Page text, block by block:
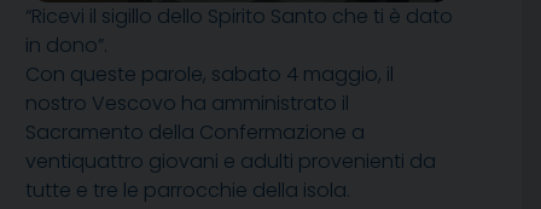
“Ricevi il sigillo dello Spirito Santo che ti è dato
in dono”.
Con queste parole, sabato 4 maggio, il
nostro Vescovo ha amministrato il
Sacramento della Confermazione a
ventiquattro giovani e adulti provenienti da
tutte e tre le parrocchie della isola.